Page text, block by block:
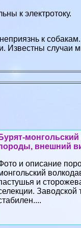
к электротоку.
к
Известны случаи
Бурят-
внешний
и описание
и
Заводской